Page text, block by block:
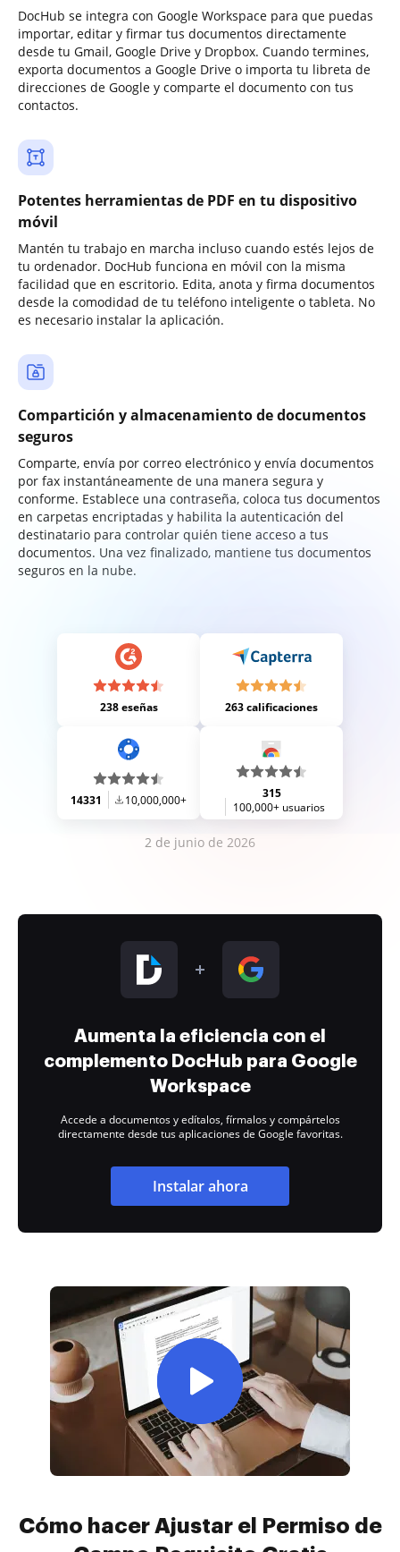
DocHub se integra con Google Workspace para que puedas
importar, editar y firmar tus documentos directamente
desde tu Gmail, Google Drive y Dropbox. Cuando termines,
exporta documentos a Google Drive o importa tu libreta de
direcciones de Google y comparte el documento con tus
contactos.
Potentes herramientas de PDF en tu dispositivo
móvil
Mantén tu trabajo en marcha incluso cuando estés lejos de
tu ordenador. DocHub funciona en móvil con la misma
facilidad que en escritorio. Edita, anota y firma documentos
desde la comodidad de tu teléfono inteligente o tableta. No
es necesario instalar la aplicación.
Compartición y almacenamiento de documentos
seguros
Comparte, envía por correo electrónico y envía documentos
por fax instantáneamente de una manera segura y
conforme. Establece una contraseña, coloca tus documentos
en carpetas encriptadas y habilita la autenticación del
destinatario para controlar quién tiene acceso a tus
documentos. Una vez finalizado, mantiene tus documentos
seguros en la nube.
238 eseñas 263 calificaciones
14331 10,000,000+
315
100,000+ usuarios
2 de junio de 2026
Aumenta la eficiencia con el
complemento DocHub para Google
Workspace
Accede a documentos y edítalos, fírmalos y compártelos
directamente desde tus aplicaciones de Google favoritas.
Instalar ahora
Cómo hacer Ajustar el Permiso de